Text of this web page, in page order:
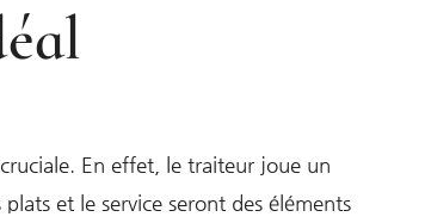
En effet, le traiteur joue un
et le service seront des éléments